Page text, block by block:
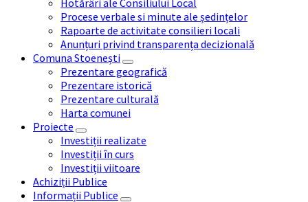
Hotărâri ale Consiliului Local
Procese verbale si minute ale ședințelor
Rapoarte de activitate consilieri locali
Anunțuri privind transparența decizională
Comuna Stoenești
Prezentare geografică
Prezentare istorică
Prezentare culturală
Harta comunei
Proiecte
Investiții realizate
Investiții în curs
Investiții viitoare
Achiziții Publice
Informații Publice